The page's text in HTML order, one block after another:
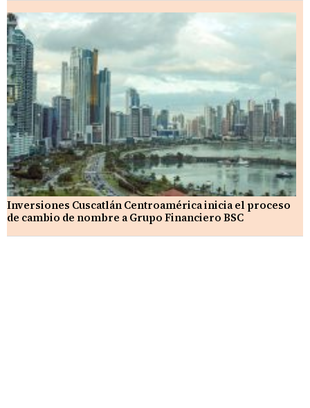
Inversiones Cuscatlán Centroamérica inicia el proceso
de cambio de nombre a Grupo Financiero BSC